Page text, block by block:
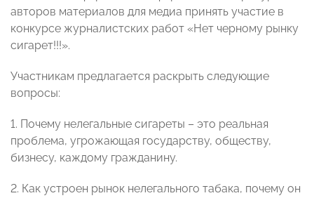
авторов материалов для медиа принять участие в
конкурсе журналистских работ «Нет черному рынку
сигарет!!!».
Участникам предлагается раскрыть следующие
вопросы:
1. Почему нелегальные сигареты – это реальная
проблема, угрожающая государству, обществу,
бизнесу, каждому гражданину.
2. Как устроен рынок нелегального табака, почему он